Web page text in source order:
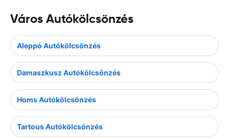
Város Autókölcsönzés
Aleppó Autókölcsönzés
Damaszkusz Autókölcsönzés
Homs Autókölcsönzés
Tartous Autókölcsönzés